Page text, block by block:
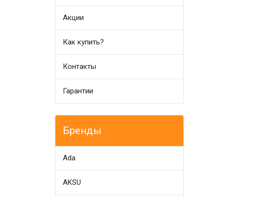
Акции
Как купить?
Контакты
Гарантии
Бренды
Ada
AKSU